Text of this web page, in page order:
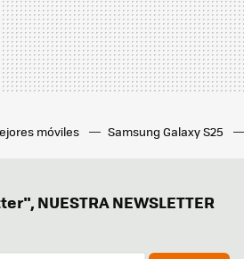
móviles Samsung Galaxy S25
NUESTRA NEWSLETTER